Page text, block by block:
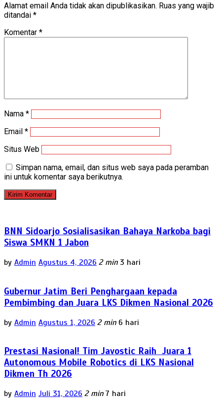
Alamat email Anda tidak akan dipublikasikan. Ruas yang wajib
ditandai *
Komentar *
Nama *
Email *
Situs Web
Simpan nama, email, dan situs web saya pada peramban
ini untuk komentar saya berikutnya.
BNN Sidoarjo Sosialisasikan Bahaya Narkoba bagi
Siswa SMKN 1 Jabon
by Admin Agustus 4, 2026 2 min 3 hari
Gubernur Jatim Beri Penghargaan kepada
Pembimbing dan Juara LKS Dikmen Nasional 2026
by Admin Agustus 1, 2026 2 min 6 hari
Prestasi Nasional! Tim Javostic Raih Juara 1
Autonomous Mobile Robotics di LKS Nasional
Dikmen Th 2026
by Admin Juli 31, 2026 2 min 7 hari